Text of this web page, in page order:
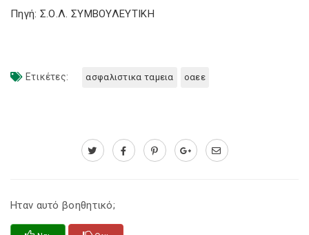
Πηγή: Σ.Ο.Λ. ΣΥΜΒΟΥΛΕΥΤΙΚΗ
Ετικέτες: ασφαλιστικα ταμεια οαεε
Ηταν αυτό βοηθητικό;